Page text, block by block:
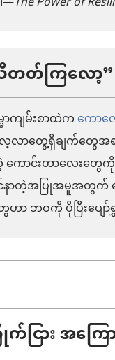
တတ်ကြလော့”
ကျမ်းစာထဲကကောလ
လာတွေ့ရှိချက်တွေအ
ကောင်းတာလေးတွေ
နာတဲ့အပြုအမူအတွက်
ဟာ ဘဝကို ပိုပြီးပျေ
ား အကြော